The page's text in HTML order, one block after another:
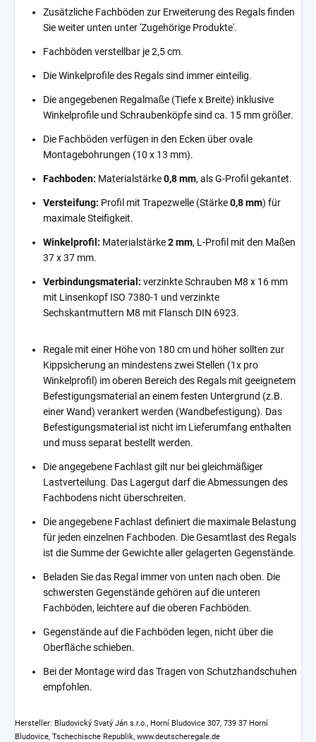
Zusätzliche Fachböden zur Erweiterung des Regals finden
Sie weiter unten unter 'Zugehörige Produkte'.
Fachböden verstellbar je 2,5 cm.
Die Winkelprofile des Regals sind immer einteilig.
Die angegebenen Regalmaße (Tiefe x Breite) inklusive
Winkelprofile und Schraubenköpfe sind ca. 15 mm größer.
Die Fachböden verfügen in den Ecken über ovale
Montagebohrungen (10 x 13 mm).
Fachboden: Materialstärke0,8 mm, als G-Profil gekantet.
Versteifung: Profil mit Trapezwelle (Stärke0,8 mm) für
maximale Steifigkeit.
Winkelprofil: Materialstärke2 mm, L-Profil mit den Maßen
37 x 37 mm.
Verbindungsmaterial: verzinkte Schrauben M8 x 16 mm
mit Linsenkopf ISO 7380-1 und verzinkte
Sechskantmuttern M8 mit Flansch DIN 6923.
Regale mit einer Höhe von 180 cm und höher sollten zur
Kippsicherung an mindestens zwei Stellen (1x pro
Winkelprofil) im oberen Bereich des Regals mit geeignetem
Befestigungsmaterial an einem festen Untergrund (z.B.
einer Wand) verankert werden (Wandbefestigung). Das
Befestigungsmaterial ist nicht im Lieferumfang enthalten
und muss separat bestellt werden.
Die angegebene Fachlast gilt nur bei gleichmäßiger
Lastverteilung. Das Lagergut darf die Abmessungen des
Fachbodens nicht überschreiten.
Die angegebene Fachlast definiert die maximale Belastung
für jeden einzelnen Fachboden. Die Gesamtlast des Regals
ist die Summe der Gewichte aller gelagerten Gegenstände.
Beladen Sie das Regal immer von unten nach oben. Die
schwersten Gegenstände gehören auf die unteren
Fachböden, leichtere auf die oberen Fachböden.
Gegenstände auf die Fachböden legen, nicht über die
Oberfläche schieben.
Bei der Montage wird das Tragen von Schutzhandschuhen
empfohlen.
Hersteller: Bludovický Svatý Ján s.r.o., Horní Bludovice 307, 739 37 Horní
Bludovice, Tschechische Republik, www.deutscheregale.de